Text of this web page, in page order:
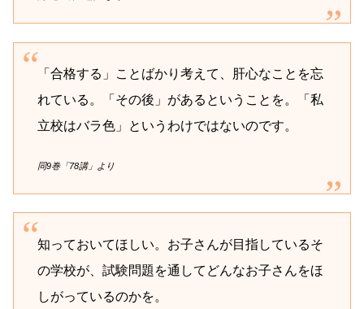
「合格する」ことばかり考えて、肝心なことを忘
れている。「その後」があるということを。「私
立校はバラ色」というわけではないのです。
同9巻「78講」より
知っておいてほしい。お子さんが目指しているそ
の学校が、試験問題を通してどんなお子さんをほ
しがっているのかを。